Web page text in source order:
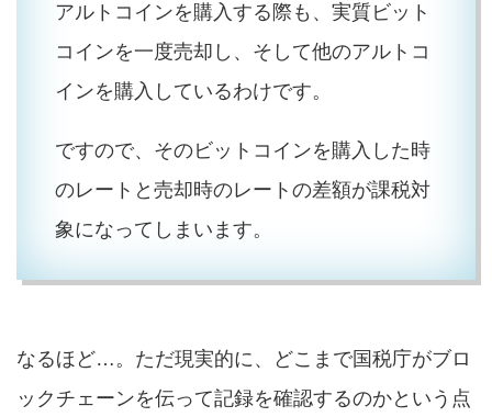
アルトコインを購入する際も、実質ビット
コインを一度売却し、そして他のアルトコ
インを購入しているわけです。
ですので、そのビットコインを購入した時
のレートと売却時のレートの差額が課税対
象になってしまいます。
なるほど…。ただ現実的に、どこまで国税庁がブロ
ックチェーンを伝って記録を確認するのかという点